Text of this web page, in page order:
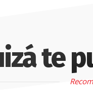
te